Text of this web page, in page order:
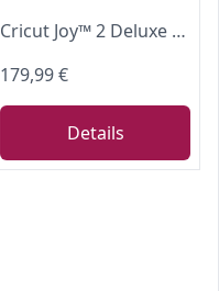
Cricut Joy™ 2 Deluxe Bundle + Digitale Inhalte. Intelligente kompakte Schneidemaschine – perfekt für Projekte wie individuelle Karten, einfache Aufkleber & Etiketten
179,99 €
Details